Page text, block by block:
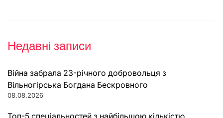
Недавні записи
Війна забрала 23-річного добровольця з
Вільногірська Богдана Бескровного
08.08.2026
Топ-5 спеціальностей з найбільшою кількістю